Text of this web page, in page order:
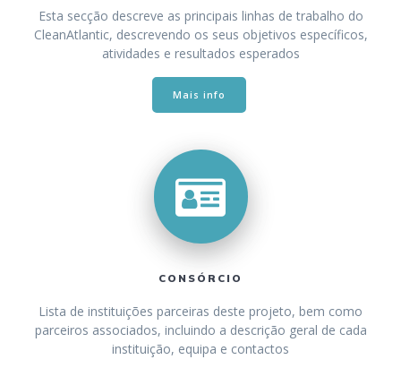
Esta secção descreve as principais linhas de trabalho do
CleanAtlantic, descrevendo os seus objetivos específicos,
atividades e resultados esperados
Mais info
CONSÓRCIO
Lista de instituições parceiras deste projeto, bem como
parceiros associados, incluindo a descrição geral de cada
instituição, equipa e contactos